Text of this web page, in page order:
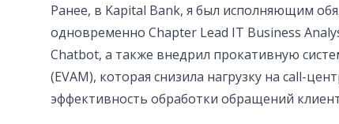
Ранее, в Kapital Bank, я был исполняющим
одновременно Chapter Lead IT Business
Chatbot, а также внедрил прокативную
(EVAM), которая снизила нагрузку на call-
эффективность обработки обращений